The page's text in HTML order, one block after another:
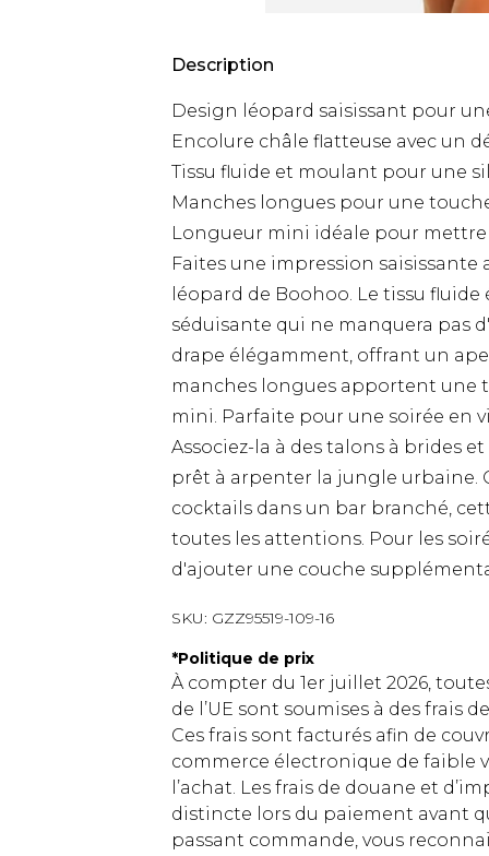
Description
Design léopard saisissant pour
Encolure châle flatteuse avec un
Tissu fluide et moulant pour une
Manches longues pour une
Longueur mini idéale pour mettre
Faites une impression
léopard de Boohoo. Le tissu
séduisante qui ne manquera pas
drape élégamment, offrant un
manches longues apportent une
mini. Parfaite pour une soirée en
Associez-la à des talons à brides
prêt à arpenter la jungle urbaine.
cocktails dans un bar branché,
toutes les attentions. Pour les
d'ajouter une couche
SKU: GZZ95519-109-16
*Politique de prix
À compter du 1er juillet 2026,
de l’UE sont soumises à des frais
Ces frais sont facturés afin de
commerce électronique de faible
l’achat. Les frais de douane et
distincte lors du paiement avant
passant commande, vous